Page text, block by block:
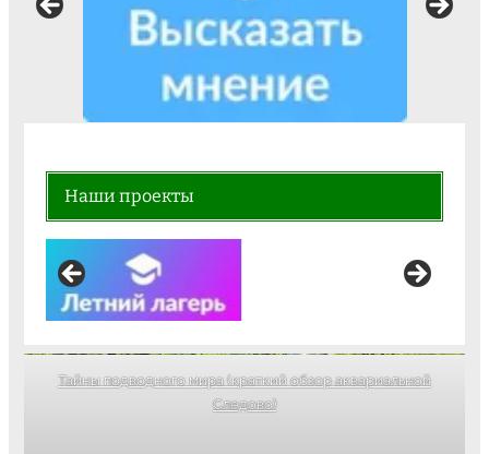
Наши проекты
Тайны подводного мира (краткий обзор аквариальной
Следово)